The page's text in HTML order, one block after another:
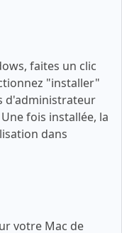
faites un clic
"installer"
d'administrateur
fois installée, la
dans
votre Mac de